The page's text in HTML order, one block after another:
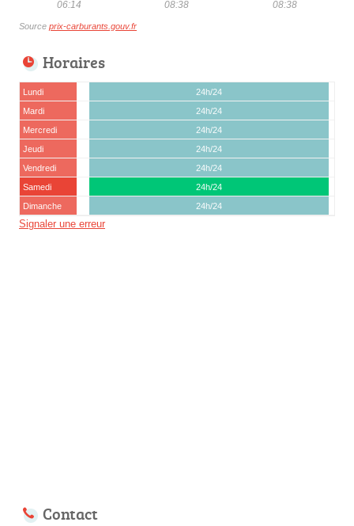
06:14
08:38
08:38
Source prix-carburants.gouv.fr
Horaires
Lundi
24h/24
Mardi
24h/24
Mercredi
24h/24
Jeudi
24h/24
Vendredi
24h/24
Samedi
24h/24
Dimanche
24h/24
Signaler une erreur
Contact